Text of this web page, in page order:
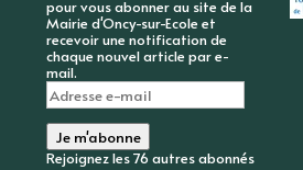
pour vous abonner au site de la
Mairie d'Oncy-sur-Ecole et
recevoir une notification de
chaque nouvel article par e-
mail.
Adresse
e-
mail
Je m'abonne
Rejoignez les 76 autres abonnés